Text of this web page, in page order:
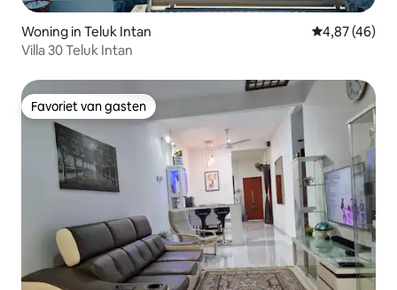
Woning in Teluk Intan Gemiddelde
4,87 (46)
Villa 30 Teluk Intan
Favoriet van gasten
Favoriet van gasten